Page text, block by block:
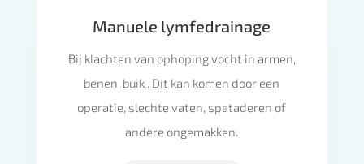
Manuele lymfedrainage
Bij klachten van ophoping vocht in armen,
benen, buik . Dit kan komen door een
operatie, slechte vaten, spataderen of
andere ongemakken.